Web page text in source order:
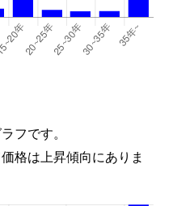
フです。
格は上昇傾向にありま